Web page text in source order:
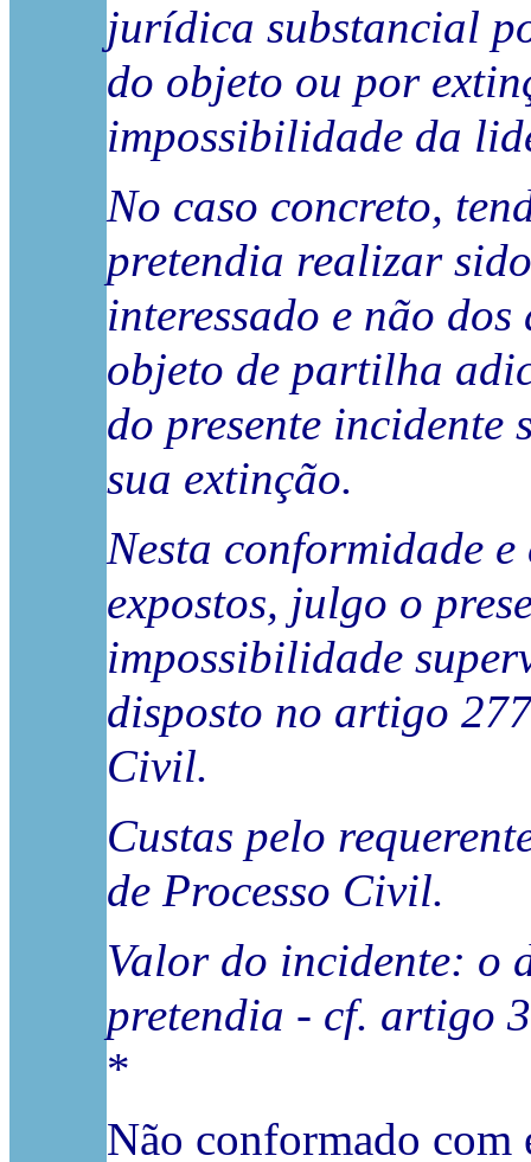
jurídica substancial
do objeto ou por
impossibilidade da
No caso concreto,
pretendia realizar
interessado e não
objeto de partilha
do presente incidente
sua extinção.
Nesta conformidade
expostos, julgo o
impossibilidade
disposto no artigo
Civil.
Custas pelo
de Processo Civil.
Valor do incidente: o
pretendia - cf. artigo
*
Não conformado com